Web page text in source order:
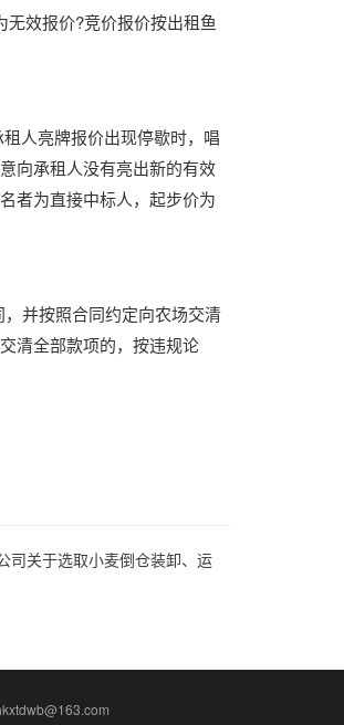
无效报价?竞价报价按出租鱼
人亮牌报价出现停歇时，唱
向承租人没有亮出新的有效
者为直接中标人，起步价为
，并按照合同约定向农场交清
清全部款项的，按违规论
司关于选取小麦倒仓装卸、运